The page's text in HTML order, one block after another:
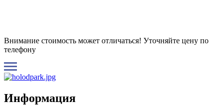
Внимание стоимость может отличаться! Уточняйте цену по
телефону
Информация